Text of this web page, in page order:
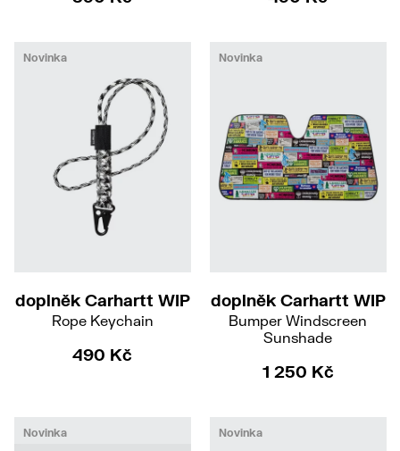
Novinka
doplněk Carhartt WIP
Rope Keychain
490 Kč
Novinka
doplněk Carhartt WIP
Bumper Windscreen
Sunshade
1 250 Kč
Novinka Novinka